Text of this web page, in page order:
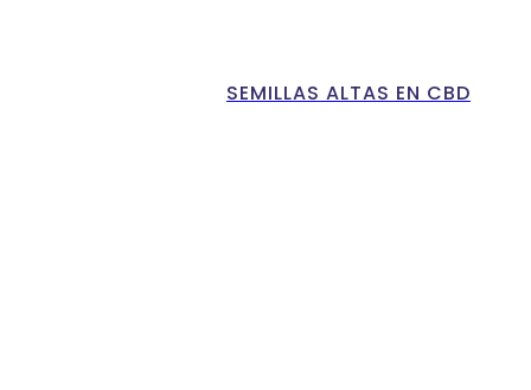
SEMILLAS ALTAS EN CBD